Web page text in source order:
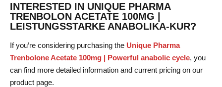
INTERESTED IN UNIQUE PHARMA
TRENBOLON ACETATE 100MG |
LEISTUNGSSTARKE ANABOLIKA-KUR?
If you’re considering purchasing the Unique Pharma
Trenbolone Acetate 100mg | Powerful anabolic cycle, you
can find more detailed information and current pricing on our
product page.